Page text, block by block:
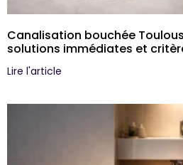
Canalisation bouchée
solutions immédiates et
Lire l'article